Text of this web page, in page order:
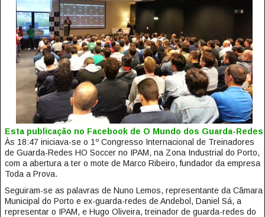
Esta publicação no Facebook de O Mundo dos Guarda-Redes
Às 18:47 iniciava-se o 1º Congresso Internacional de Treinadores
de Guarda-Redes HO Soccer no IPAM, na Zona Industrial do Porto,
com a abertura a ter o mote de Marco Ribeiro, fundador da empresa
Toda a Prova.
Seguiram-se as palavras de Nuno Lemos, representante da Câmara
Municipal do Porto e ex-guarda-redes de Andebol, Daniel Sá, a
representar o IPAM, e Hugo Oliveira, treinador de guarda-redes do